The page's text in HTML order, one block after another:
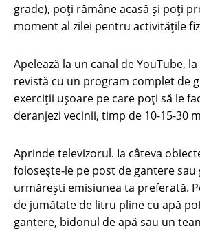
grade), poți rămâne acasă și poți
moment al zilei pentru activitățile
Apelează la un canal de YouTube,
revistă cu un program complet de
exerciții ușoare pe care poți să le
deranjezi vecinii, timp de 10-15-30
Aprinde televizorul. Ia câteva
foloseşte-le pe post de gantere
urmărești emisiunea ta preferată.
de jumătate de litru pline cu apă
gantere, bidonul de apă sau un